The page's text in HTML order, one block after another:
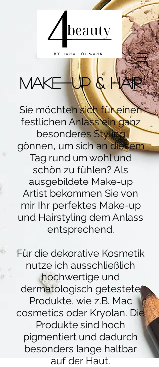
MAKE-UP & Hair
Sie möchten sich für einen
festlichen Anlass ein ganz
besonderes Styling
gönnen, um sich an diesem
Tag rund um wohl und
schön zu fühlen? Als
ausgebildete Make-up
Artist bekommen Sie von
mir Ihr perfektes Make-up
und Hairstyling dem Anlass
entsprechend.
Für die dekorative Kosmetik
nutze ich ausschließlich
hochwertige und
dermatologisch getestete
Produkte, wie z.B. Mac
cosmetics oder Kryolan. Die
Produkte sind hoch
pigmentiert und dadurch
besonders lange haltbar
auf der Haut.